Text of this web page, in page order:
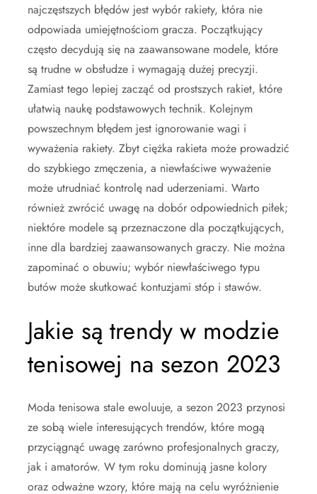
najczęstszych błędów jest wybór rakiety, która nie
odpowiada umiejętnościom gracza. Początkujący
często decydują się na zaawansowane modele, które
są trudne w obsłudze i wymagają dużej precyzji.
Zamiast tego lepiej zacząć od prostszych rakiet, które
ułatwią naukę podstawowych technik. Kolejnym
powszechnym błędem jest ignorowanie wagi i
wyważenia rakiety. Zbyt ciężka rakieta może prowadzić
do szybkiego zmęczenia, a niewłaściwe wyważenie
może utrudniać kontrolę nad uderzeniami. Warto
również zwrócić uwagę na dobór odpowiednich piłek;
niektóre modele są przeznaczone dla początkujących,
inne dla bardziej zaawansowanych graczy. Nie można
zapominać o obuwiu; wybór niewłaściwego typu
butów może skutkować kontuzjami stóp i stawów.
Jakie są trendy w modzie
tenisowej na sezon 2023
Moda tenisowa stale ewoluuje, a sezon 2023 przynosi
ze sobą wiele interesujących trendów, które mogą
przyciągnąć uwagę zarówno profesjonalnych graczy,
jak i amatorów. W tym roku dominują jasne kolory
oraz odważne wzory, które mają na celu wyróżnienie